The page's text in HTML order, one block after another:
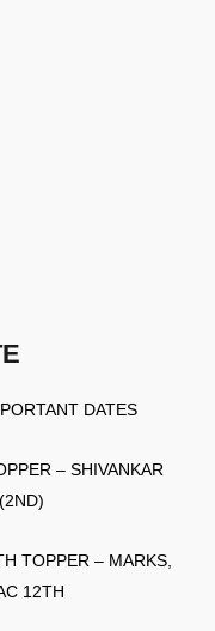
DATES
– SHIVANKAR
TOPPER – MARKS,
12TH